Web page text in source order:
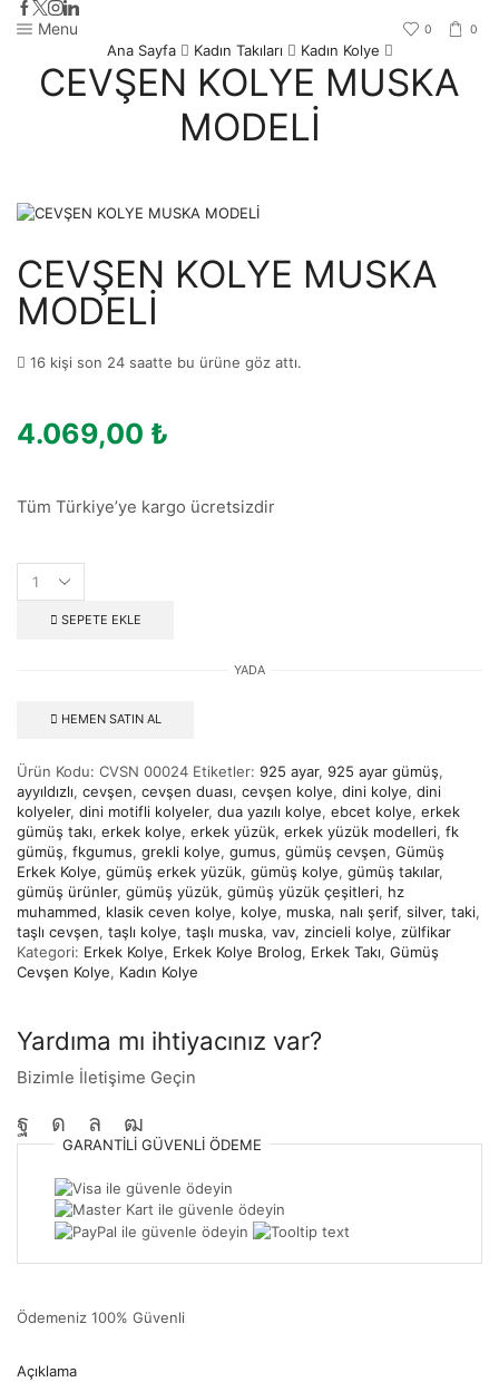
Menu 0 0
Ana Sayfa Kadın Takıları Kadın Kolye
CEVŞEN KOLYE MUSKA
MODELİ
CEVŞEN KOLYE MUSKA
MODELİ
16 kişi son 24 saatte bu ürüne göz attı.
4.069,00 ₺
Tüm Türkiye’ye kargo ücretsizdir
SEPETE EKLE
YADA
HEMEN SATIN AL
Ürün Kodu: CVSN 00024 Etiketler: 925 ayar, 925 ayar gümüş,
ayyıldızlı, cevşen, cevşen duası, cevşen kolye, dini kolye, dini
kolyeler, dini motifli kolyeler, dua yazılı kolye, ebcet kolye, erkek
gümüş takı, erkek kolye, erkek yüzük, erkek yüzük modelleri, fk
gümüş, fkgumus, grekli kolye, gumus, gümüş cevşen, Gümüş
Erkek Kolye, gümüş erkek yüzük, gümüş kolye, gümüş takılar,
gümüş ürünler, gümüş yüzük, gümüş yüzük çeşitleri, hz
muhammed, klasik ceven kolye, kolye, muska, nalı şerif, silver, taki,
taşlı cevşen, taşlı kolye, taşlı muska, vav, zincieli kolye, zülfikar
Kategori: Erkek Kolye, Erkek Kolye Brolog, Erkek Takı, Gümüş
Cevşen Kolye, Kadın Kolye
Yardıma mı ihtiyacınız var?
Bizimle İletişime Geçin
GARANTILI GÜVENLIÖDEME
Ödemeniz 100% Güvenli
Açıklama